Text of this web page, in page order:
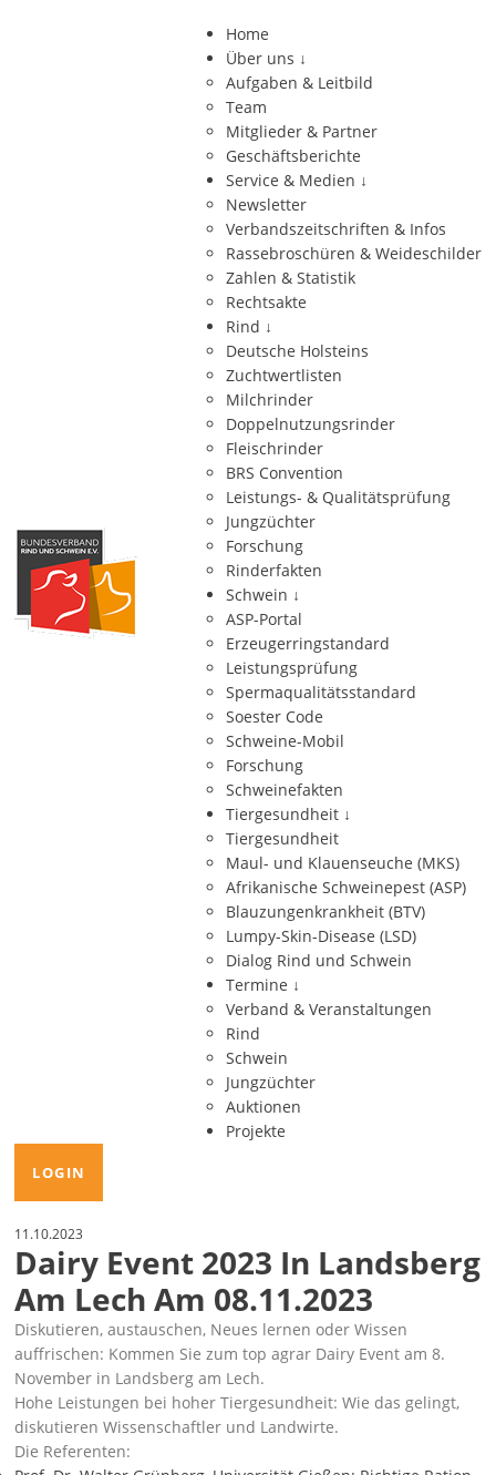
Home
Über uns ↓
Aufgaben & Leitbild
Team
Mitglieder & Partner
Geschäftsberichte
Service & Medien ↓
Newsletter
Verbandszeitschriften & Infos
Rassebroschüren & Weideschilder
Zahlen & Statistik
Rechtsakte
Rind ↓
Deutsche Holsteins
Zuchtwertlisten
Milchrinder
Doppelnutzungsrinder
Fleischrinder
BRS Convention
Leistungs- & Qualitätsprüfung
Jungzüchter
Forschung
Rinderfakten
Schwein ↓
ASP-Portal
Erzeugerringstandard
Leistungsprüfung
Spermaqualitätsstandard
Soester Code
Schweine-Mobil
Forschung
Schweinefakten
Tiergesundheit ↓
Tiergesundheit
Maul- und Klauenseuche (MKS)
Afrikanische Schweinepest (ASP)
Blauzungenkrankheit (BTV)
Lumpy-Skin-Disease (LSD)
Dialog Rind und Schwein
Termine ↓
Verband & Veranstaltungen
Rind
Schwein
Jungzüchter
Auktionen
Projekte
LOGIN
11.10.2023
Dairy Event 2023 In Landsberg
Am Lech Am 08.11.2023
Diskutieren, austauschen, Neues lernen oder Wissen
auffrischen: Kommen Sie zum top agrar Dairy Event am 8.
November in Landsberg am Lech.
Hohe Leistungen bei hoher Tiergesundheit: Wie das gelingt,
diskutieren Wissenschaftler und Landwirte.
Die Referenten: